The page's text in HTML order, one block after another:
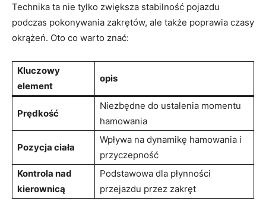
Technika ta nie tylko zwiększa stabilność pojazdu
podczas pokonywania zakrętów, ale także poprawia czasy
okrążeń. Oto co warto znać:
Kluczowy
element
opis
Prędkość
Niezbędne do ustalenia momentu
hamowania
Pozycja ciała
Wpływa na dynamikę hamowania i
przyczepność
Kontrola nad
kierownicą
Podstawowa dla płynności
przejazdu przez zakręt